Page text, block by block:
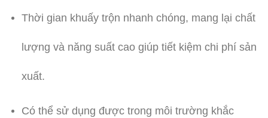
Thời gian khuấy trộn nhanh chóng, mang lại chất
lượng và năng suất cao giúp tiết kiệm chi phí sản
xuất.
Có thể sử dụng được trong môi trường khắc